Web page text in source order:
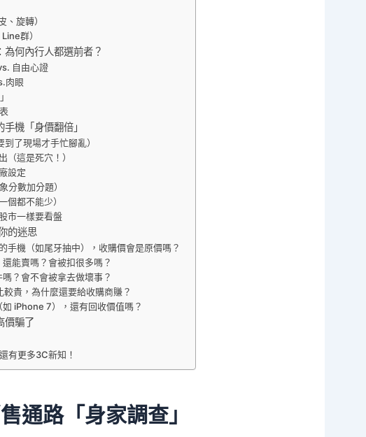
、旋轉）
群）
何內行人都選前者？
自由心證
肉眼
機「身價翻倍」
了現場才手忙腳亂）
（這是死穴！）
設定
分數加分題）
個都不能少）
市一樣要看盤
的迷思
手機（如尾牙抽中），收購價會是原價嗎？
能賣嗎？會被扣很多嗎？
？會不會被拿去做壞事？
貴，為什麼還要給收購商賺？
iPhone 7），還有回收價值嗎？
價騙了
有更多3C新知！
通路「身家調查」